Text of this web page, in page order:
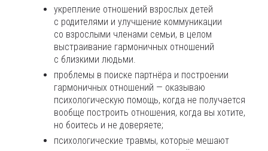
укрепление отношений взрослых детей
с родителями и улучшение коммуникации
со взрослыми членами семьи, в целом
выстраивание гармоничных отношений
с близкими людьми.
проблемы в поиске партнёра и построении
гармоничных отношений — оказываю
психологическую помощь, когда не получается
вообще построить отношения, когда вы хотите,
но боитесь и не доверяете;
психологические травмы, которые мешают